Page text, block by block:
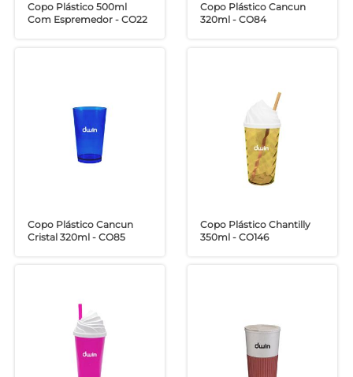
Copo Plástico 500ml
Com Espremedor - CO22
Copo Plástico Cancun
320ml - CO84
Copo Plástico Cancun
Cristal 320ml - CO85
Copo Plástico Chantilly
350ml - CO146